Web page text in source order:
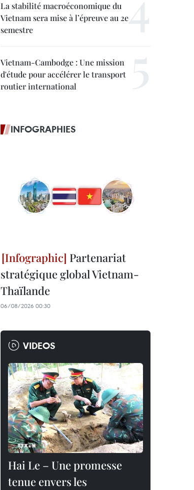
La stabilité macroéconomique du
Vietnam sera mise à l’épreuve au 2e
semestre
Vietnam-Cambodge : Une mission
d'étude pour accélérer le transport
routier international
INFOGRAPHIES
Partenariat
stratégique global Vietnam-
Thaïlande
06/08/2026 00:30
VIDEOS
Hai Le – Une promesse
tenue envers les